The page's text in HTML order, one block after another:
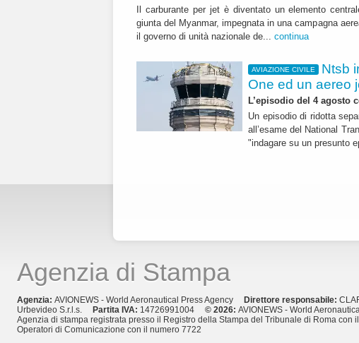
Il carburante per jet è diventato un elemento
giunta del Myanmar, impegnata in una campagna
il governo di unità nazionale de... continua
AVIAZIONE CIVILE
Ntsb
One ed un aereo
L’episodio del 4 agosto
Un episodio di ridotta
all’esame del National
"indagare su un presunto
Agenzia di Stampa
Agenzia: AVIONEWS - World Aeronautical Press Agency Direttore responsabile:
Urbevideo S.r.l.s.
Partita IVA: 14726991004 © 2026: AVIONEWS - World
Agenzia di stampa registrata presso il Registro della Stampa del Tribunale di Roma con
Operatori di Comunicazione con il numero 7722